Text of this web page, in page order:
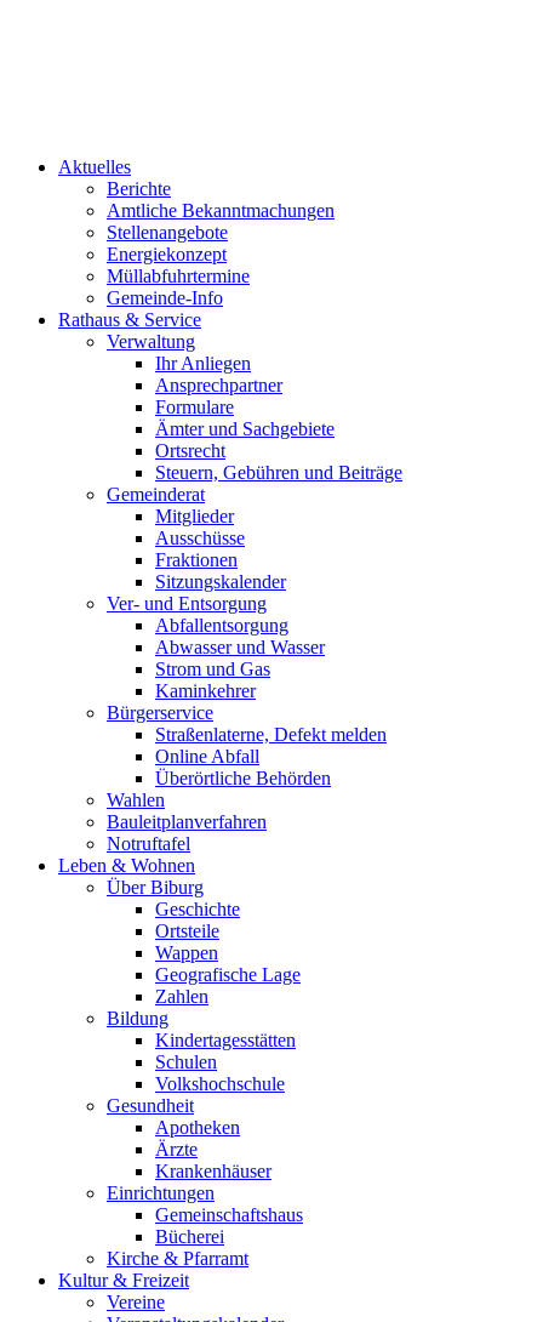
Aktuelles
Berichte
Amtliche Bekanntmachungen
Stellenangebote
Energiekonzept
Müllabfuhrtermine
Gemeinde-Info
Rathaus & Service
Verwaltung
Ihr Anliegen
Ansprechpartner
Formulare
Ämter und Sachgebiete
Ortsrecht
Steuern, Gebühren und Beiträge
Gemeinderat
Mitglieder
Ausschüsse
Fraktionen
Sitzungskalender
Ver- und Entsorgung
Abfallentsorgung
Abwasser und Wasser
Strom und Gas
Kaminkehrer
Bürgerservice
Straßenlaterne, Defekt melden
Online Abfall
Überörtliche Behörden
Wahlen
Bauleitplanverfahren
Notruftafel
Leben & Wohnen
Über Biburg
Geschichte
Ortsteile
Wappen
Geografische Lage
Zahlen
Bildung
Kindertagesstätten
Schulen
Volkshochschule
Gesundheit
Apotheken
Ärzte
Krankenhäuser
Einrichtungen
Gemeinschaftshaus
Bücherei
Kirche & Pfarramt
Kultur & Freizeit
Vereine